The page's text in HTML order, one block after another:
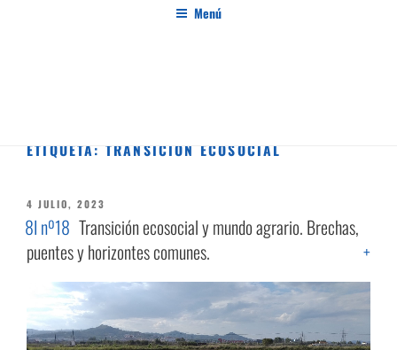
Menú
ETIQUETA: TRANSICIÓN ECOSOCIAL
PUBLICADO
EL
4 JULIO, 2023
8I nº18 Transición ecosocial y mundo agrario. Brechas,
puentes y horizontes comunes.
+